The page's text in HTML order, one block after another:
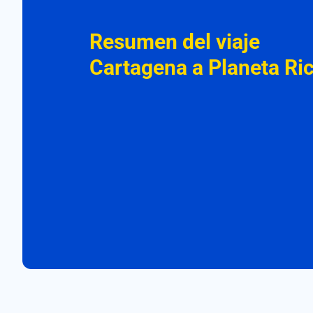
Resumen del viaje
Cartagena a Planeta